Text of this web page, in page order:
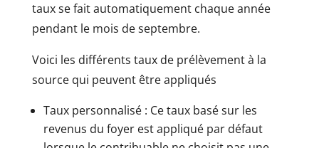
taux se fait automatiquement chaque année
pendant le mois de septembre.
Voici les différents taux de prélèvement à la
source qui peuvent être appliqués
Taux personnalisé : Ce taux basé sur les
revenus du foyer est appliqué par défaut